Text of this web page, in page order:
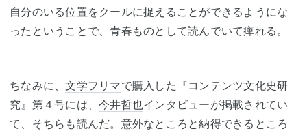
自分のいる位置をクールに捉えることができるようにな
ったということで、青春ものとして読んでいて痺れる。
ちなみに、文学フリマで購入した『コンテンツ文化史研
究』第４号には、 今井哲也インタビューが掲載されてい
て、そちらも読んだ。意外なところと納得できるところ